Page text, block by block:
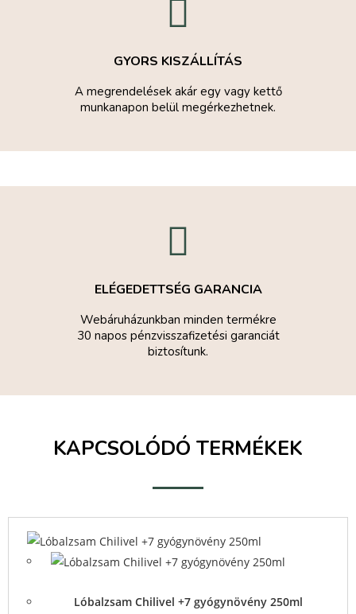
GYORS KISZÁLLÍTÁS
A megrendelések akár egy vagy kettő
munkanapon belül megérkezhetnek.
ELÉGEDETTSÉG GARANCIA
Webáruházunkban minden termékre
30 napos pénzvisszafizetési garanciát
biztosítunk.
KAPCSOLÓDÓ TERMÉKEK
Lóbalzsam Chilivel +7 gyógynövény 250ml